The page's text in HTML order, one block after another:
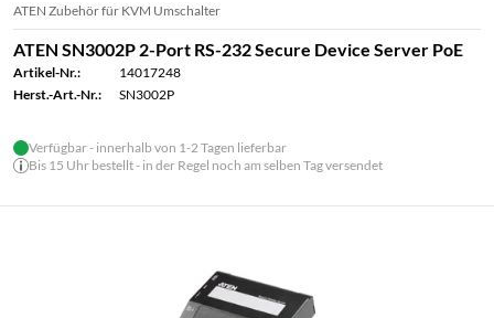
ATEN Zubehör für KVM Umschalter
ATEN SN3002P 2-Port RS-232 Secure Device Server PoE
Artikel-Nr.:
14017248
Herst.-Art.-Nr.:
SN3002P
Verfügbar - innerhalb von 1-2 Tagen lieferbar
Bis 15 Uhr bestellt - in der Regel noch am selben Tag versendet